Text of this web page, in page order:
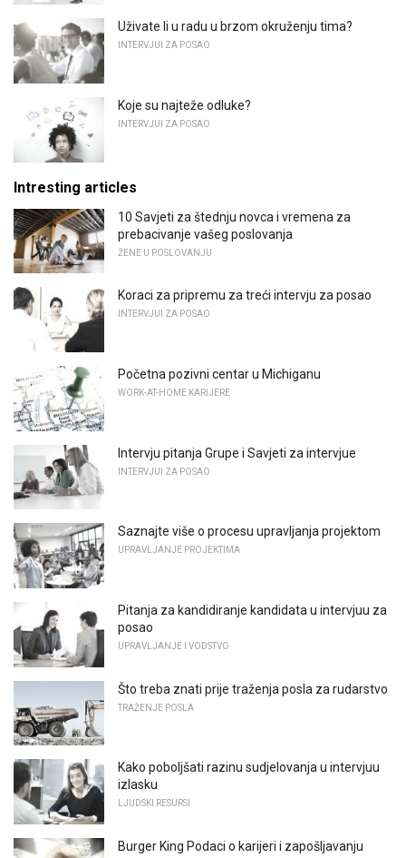
Uživate li u radu u brzom okruženju tima?
INTERVJUI ZA POSAO
Koje su najteže odluke?
INTERVJUI ZA POSAO
Intresting articles
10 Savjeti za štednju novca i vremena za
prebacivanje vašeg poslovanja
ŽENE U POSLOVANJU
Koraci za pripremu za treći intervju za posao
INTERVJUI ZA POSAO
Početna pozivni centar u Michiganu
WORK-AT-HOME KARIJERE
Intervju pitanja Grupe i Savjeti za intervjue
INTERVJUI ZA POSAO
Saznajte više o procesu upravljanja projektom
UPRAVLJANJE PROJEKTIMA
Pitanja za kandidiranje kandidata u intervjuu za
posao
UPRAVLJANJE I VODSTVO
Što treba znati prije traženja posla za rudarstvo
TRAŽENJE POSLA
Kako poboljšati razinu sudjelovanja u intervjuu
izlasku
LJUDSKI RESURSI
Burger King Podaci o karijeri i zapošljavanju